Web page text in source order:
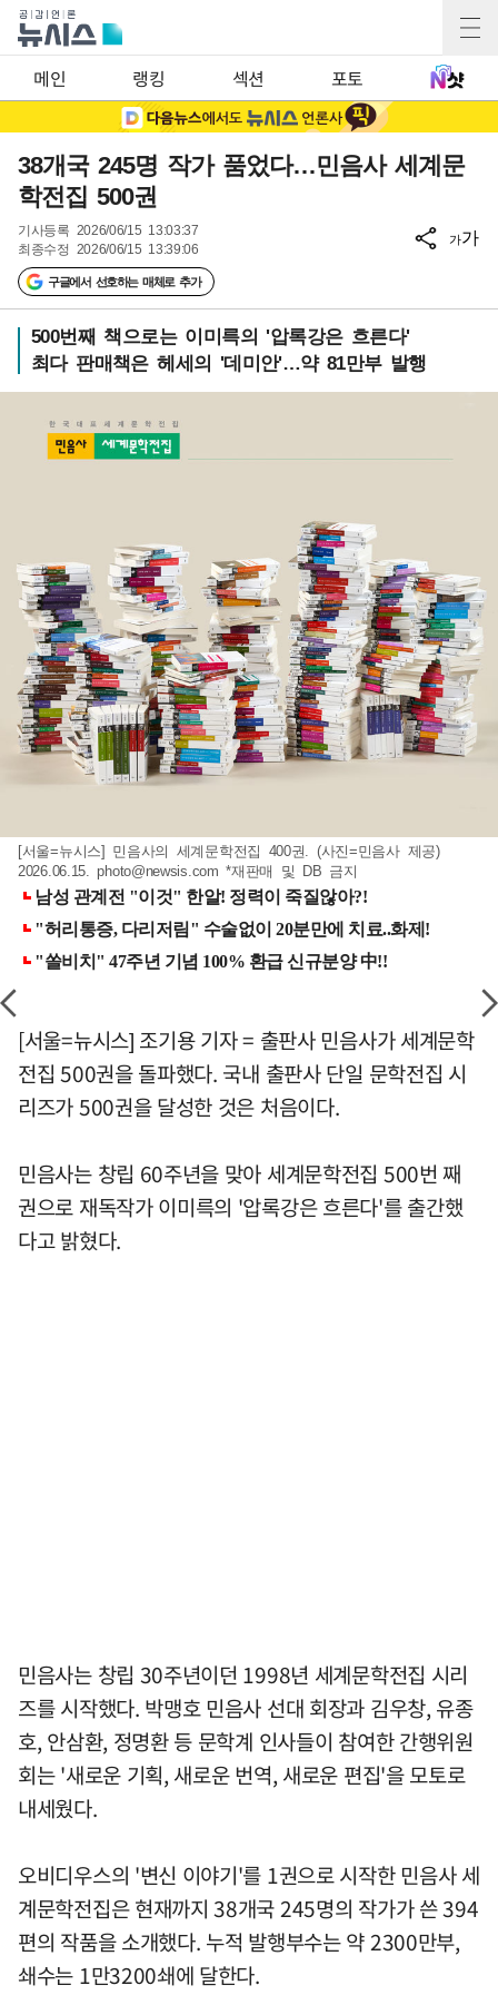
메인 랭킹 섹션 포토
38개국 245명 작가 품었다…민음사 세계문
학전집 500권
기사등록 2026/06/15 13:03:37
최종수정 2026/06/15 13:39:06
구글에서 선호하는 매체로 추가
가가
500번째 책으로는 이미륵의 '압록강은 흐른다'
최다 판매책은 헤세의 '데미안'…약 81만부 발행
[서울=뉴시스] 민음사의 세계문학전집 400권. (사진=민음사 제공)
2026.06.15.photo@newsis.com *재판매 및 DB 금지
[서울=뉴시스] 조기용 기자 = 출판사 민음사가 세계문학
전집 500권을 돌파했다. 국내 출판사 단일 문학전집 시
리즈가 500권을 달성한 것은 처음이다.
민음사는 창립 60주년을 맞아 세계문학전집 500번 째
권으로 재독작가 이미륵의 '압록강은 흐른다'를 출간했
다고 밝혔다.
민음사는 창립 30주년이던 1998년 세계문학전집 시리
즈를 시작했다. 박맹호 민음사 선대 회장과 김우창, 유종
호, 안삼환, 정명환 등 문학계 인사들이 참여한 간행위원
회는 '새로운 기획, 새로운 번역, 새로운 편집'을 모토로
내세웠다.
오비디우스의 '변신 이야기'를 1권으로 시작한 민음사 세
계문학전집은 현재까지 38개국 245명의 작가가 쓴 394
편의 작품을 소개했다. 누적 발행부수는 약 2300만부,
쇄수는 1만3200쇄에 달한다.